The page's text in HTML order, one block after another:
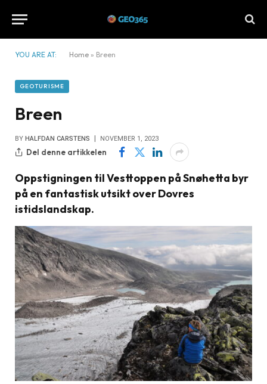
YOU ARE AT: Home » Breen
GEOTURISME
Breen
BY HALFDAN CARSTENS NOVEMBER 1, 2023
Del denne artikkelen
Oppstigningen til Vesttoppen på Snøhetta byr
på en fantastisk utsikt over Dovres
istidslandskap.